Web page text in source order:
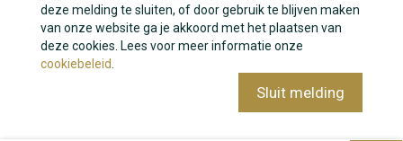
deze melding te sluiten, of door gebruik te blijven maken
van onze website ga je akkoord met het plaatsen van
deze cookies. Lees voor meer informatie onze
cookiebeleid
Sluit melding